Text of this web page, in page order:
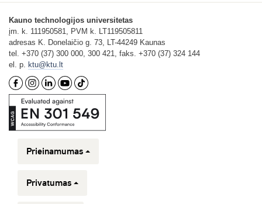
Kauno technologijos universitetas
įm. k. 111950581, PVM k. LT119505811
adresas K. Donelaičio g. 73, LT-44249 Kaunas
tel. +370 (37) 300 000, 300 421, faks. +370 (37) 324 144
el. p. ktu@ktu.lt
Prieinamumas
Privatumas